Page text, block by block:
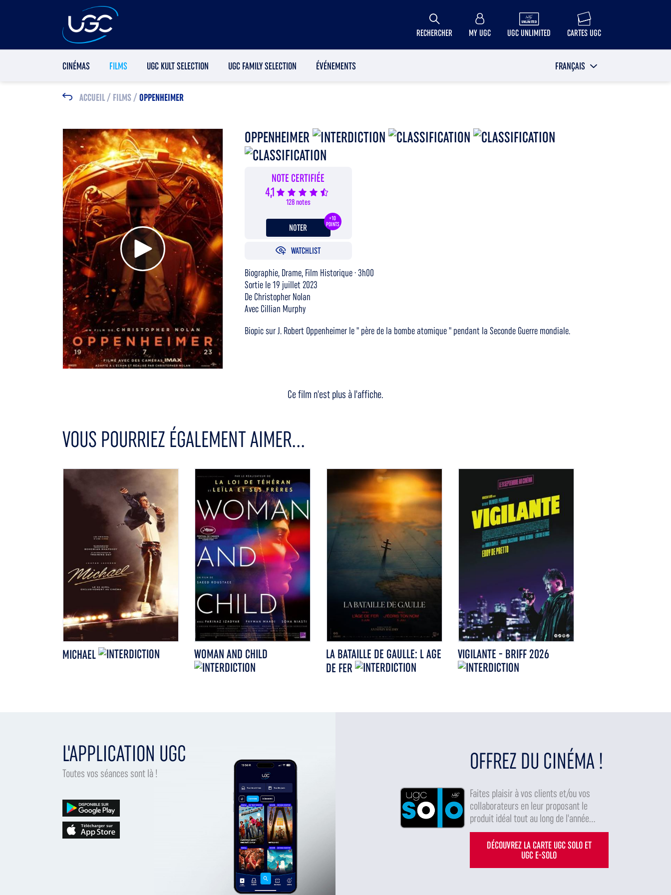
RECHERCHER MY UGC UGC UNLIMITED CARTES UGC
CINÉMAS FILMS UGC KULT SELECTION UGC FAMILY SELECTION ÉVÉNEMENTS FRANÇAIS
ACCUEIL/ FILMS/ OPPENHEIMER
Voir la bande annonce
OPPENHEIMER
NOTE CERTIFIÉE
4,1
128 notes
+10
POINTS
NOTER
WATCHLIST
Biographie, Drame, Film Historique · 3h00
Sortie le 19 juillet 2023
De Christopher Nolan
Avec Cillian Murphy
Biopic sur J. Robert Oppenheimer le " père de la bombe atomique " pendant la Seconde Guerre mondiale.
Ce film n'est plus à l'affiche.
VOUS POURRIEZ ÉGALEMENT AIMER...
MICHAEL WOMAN AND CHILD
LA BATAILLE DE GAULLE: L AGE
DE FER
VIGILANTE - BRIFF 2026
L'APPLICATION UGC
Toutes vos séances sont là ! OFFREZ DU CINÉMA !
Faites plaisir à vos clients et/ou vos
collaborateurs en leur proposant le
produit idéal tout au long de l'année...
DÉCOUVREZ LA CARTE UGC SOLO ET
UGC E-SOLO